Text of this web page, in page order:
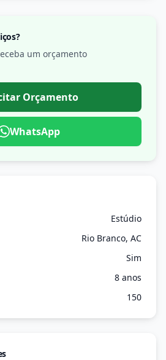
um orçamento
Orçamento
WhatsApp
Estúdio
Rio Branco, AC
Sim
8 anos
150